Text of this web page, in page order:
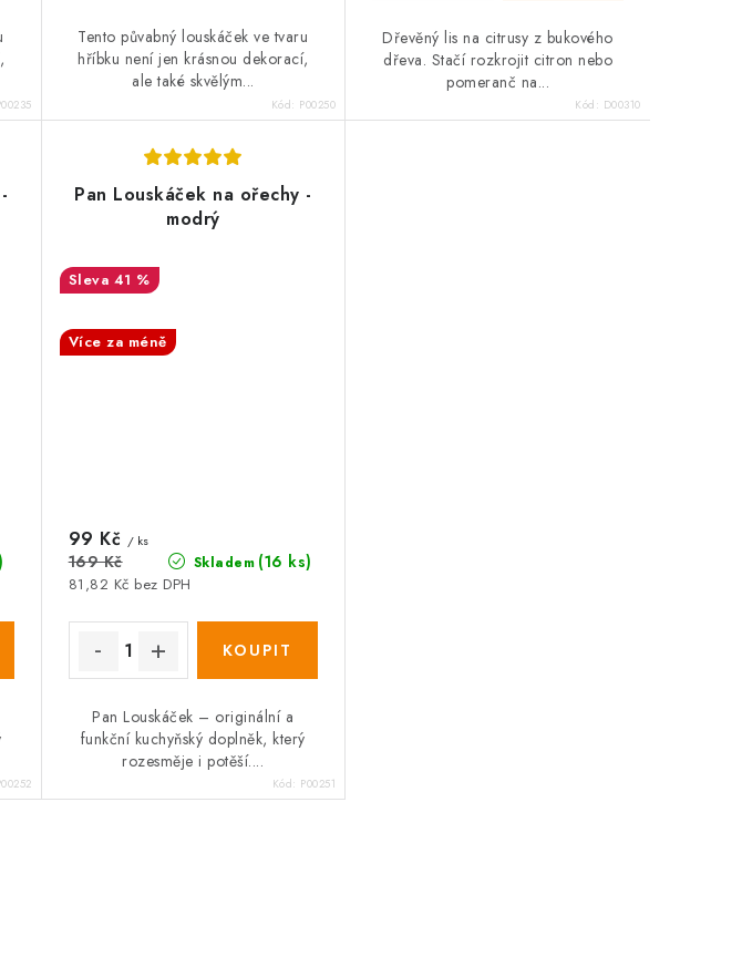
Tento půvabný louskáček ve tvaru
hříbku není jen krásnou dekorací,
ale také skvělým...
Kód: P00250
Dřevěný lis na citrusy z bukového
dřeva. Stačí rozkrojit citron nebo
pomeranč na...
Kód: D00310
Pan Louskáček na ořechy -
modrý
41 %
Více za méně
Skladem (16 ks)
81,82 Kč bez DPH
99 Kč / ks
169 Kč
Pan Louskáček – originální a
funkční kuchyňský doplněk, který
rozesměje i potěší....
Kód: P00251